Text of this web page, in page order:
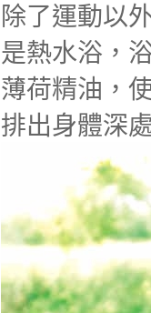
除了運動以
是熱水浴，
薄荷精油，
排出身體深